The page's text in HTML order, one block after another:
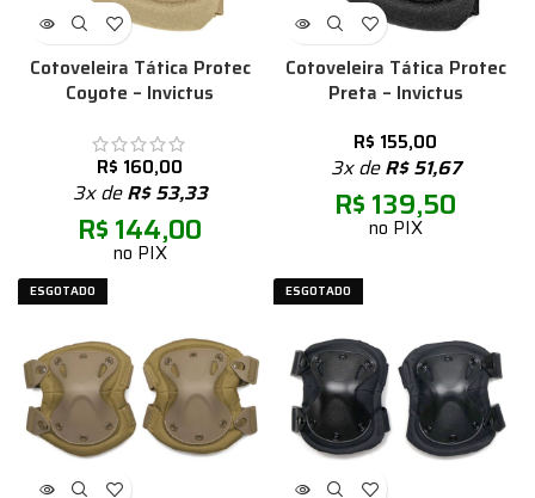
Cotoveleira Tática Protec
Coyote – Invictus
R$ 160,00
3x deR$53,33
R$ 144,00
no PIX
Cotoveleira Tática Protec
Preta – Invictus
R$ 155,00
3x deR$51,67
R$ 139,50
no PIX
ESGOTADO ESGOTADO